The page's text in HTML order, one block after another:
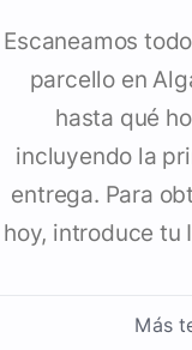
Escaneamos
parcello en
hasta qué
incluyendo la
entrega. Para
hoy, introduce tu
Más